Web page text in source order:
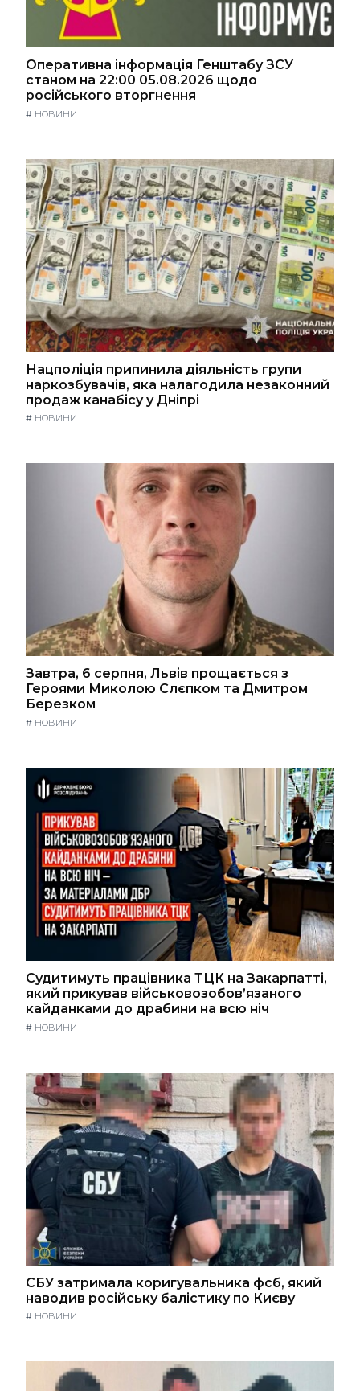
Оперативна інформація Генштабу ЗСУ
станом на 22:00 05.08.2026 щодо
російського вторгнення
# НОВИНИ
Нацполіція припинила діяльність групи
наркозбувачів, яка налагодила незаконний
продаж канабісу у Дніпрі
# НОВИНИ
Завтра, 6 серпня, Львів прощається з
Героями Миколою Слєпком та Дмитром
Березком
# НОВИНИ
Судитимуть працівника ТЦК на Закарпатті,
який прикував військовозобов’язаного
кайданками до драбини на всю ніч
# НОВИНИ
СБУ затримала коригувальника фсб, який
наводив російську балістику по Києву
# НОВИНИ